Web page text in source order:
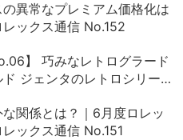
異常なプレミアム価格化は
ックス通信 No.152
】 巧みなレトログラード
ジェンタのレトロシリー
関係とは？｜6月度ロレッ
ックス通信 No.151